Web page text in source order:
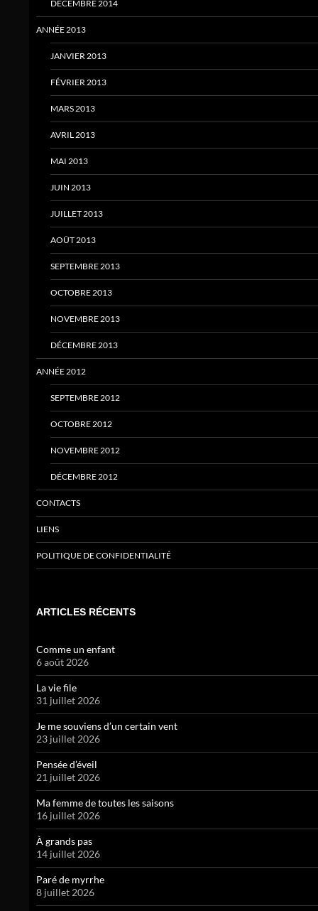
DÉCEMBRE 2014
ANNÉE 2013
JANVIER 2013
FÉVRIER 2013
MARS 2013
AVRIL 2013
MAI 2013
JUIN 2013
JUILLET 2013
AOÛT 2013
SEPTEMBRE 2013
OCTOBRE 2013
NOVEMBRE 2013
DÉCEMBRE 2013
ANNÉE 2012
SEPTEMBRE 2012
OCTOBRE 2012
NOVEMBRE 2012
DÉCEMBRE 2012
CONTACTS
LIENS
POLITIQUE DE CONFIDENTIALITÉ
ARTICLES RÉCENTS
Comme un enfant
6 août 2026
La vie file
31 juillet 2026
Je me souviens d’un certain vent
23 juillet 2026
Pensée d’éveil
21 juillet 2026
Ma femme de toutes les saisons
16 juillet 2026
À grands pas
14 juillet 2026
Paré de myrrhe
8 juillet 2026